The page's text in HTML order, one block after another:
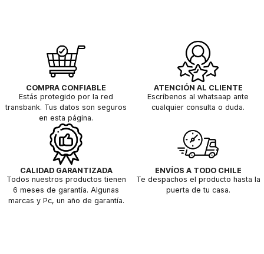
COMPRA CONFIABLE
Estás protegido por la red
transbank. Tus datos son seguros
en esta página.
ATENCIÓN AL CLIENTE
Escríbenos al whatsaap ante
cualquier consulta o duda.
CALIDAD GARANTIZADA
Todos nuestros productos tienen
6 meses de garantía. Algunas
marcas y Pc, un año de garantía.
ENVÍOS A TODO CHILE
Te despachos el producto hasta la
puerta de tu casa.